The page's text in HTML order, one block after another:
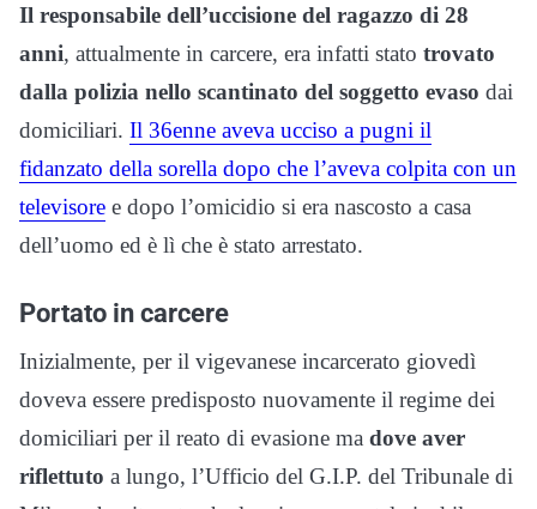
Il responsabile dell’uccisione del ragazzo di 28
anni, attualmente in carcere, era infatti stato trovato
dalla polizia nello scantinato del soggetto evaso dai
domiciliari. Il 36enne aveva ucciso a pugni il
fidanzato della sorella dopo che l’aveva colpita con un
televisore e dopo l’omicidio si era nascosto a casa
dell’uomo ed è lì che è stato arrestato.
Portato in carcere
Inizialmente, per il vigevanese incarcerato giovedì
doveva essere predisposto nuovamente il regime dei
domiciliari per il reato di evasione ma dove aver
riflettuto a lungo, l’Ufficio del G.I.P. del Tribunale di